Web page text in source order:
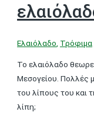
Ελαιόλαδο Τρόφιμα
Το ελαιόλαδο
Μεσογείου. Πολλές
του λίπους του και
λίπη;